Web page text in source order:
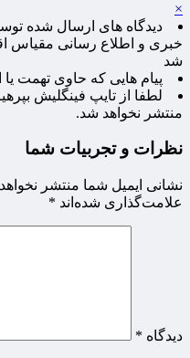
×
دیدگاه های ارسال شده
خبری و اطلاع رسانی مقیاس
شد
پیام هایی که حاوی تهمت یا
لطفا از تایپ فینگلیش
منتشر نخواهد شد.
نظرات و تجربیات شما
نشانی ایمیل شما منتشر
علامت‌گذاری شده‌اند *
دیدگاه *